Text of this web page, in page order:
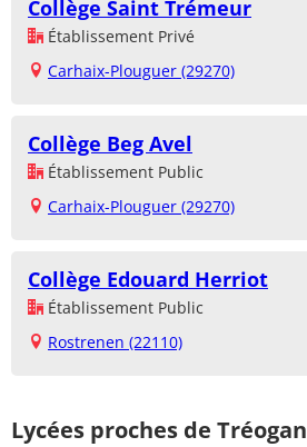
Collège Saint Trémeur
Établissement Privé
Carhaix-Plouguer (29270)
Collège Beg Avel
Établissement Public
Carhaix-Plouguer (29270)
Collège Edouard Herriot
Établissement Public
Rostrenen (22110)
Lycées proches de Tréogan